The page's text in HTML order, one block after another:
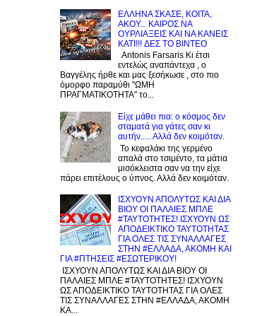
EΛΛΗΝΑ ΣΚΑΣΕ, ΚΟΙΤΑ,
ΑΚΟΥ... ΚΑΙΡΟΣ ΝΑ
ΟΥΡΛIAΞΕΙΣ ΚΑΙ ΝΑ ΚΑΝΕΙΣ
KATI!!! ΔΕΣ TO BINTEO
Antonis Farsaris Κι έτσι
εντελώς αναπάντεχα , ο
Βαγγέλης ήρθε και μας ξεσήκωσε , στο πιο
όμορφο παραμύθι "ΩΜΗ
ΠΡΑΓΜΑΤΙΚΟΤΗΤΑ" το...
Είχε μάθει πια: ο κόσμος δεν
σταματά για γάτες σαν κι
αυτήν..... Αλλά δεν κοιμόταν.
Το κεφαλάκι της γερμένο
απαλά στο τσιμέντο, τα μάτια
μισόκλειστα σαν να την είχε
πάρει επιτέλους ο ύπνος. Αλλά δεν κοιμόταν.
ΙΣΧΥΟΥΝ ΑΠΟΛΥΤΩΣ ΚΑΙ ΔΙΑ
ΒΙΟΥ ΟΙ ΠΑΛΑΙΕΣ ΜΠΛΕ
#ΤΑΥΤΟΤΗΤΕΣ! ΙΣΧΥΟΥΝ ΩΣ
ΑΠΟΔΕΙΚΤΙΚΟ ΤΑΥΤΟΤΗΤΑΣ
ΓΙΑ ΟΛΕΣ ΤΙΣ ΣΥΝΑΛΛΑΓΕΣ
ΣΤΗΝ #ΕΛΛΑΔΑ, ΑΚΟΜΗ ΚΑΙ
ΓΙΑ #ΠΤΗΣΕΙΣ #ΕΣΩΤΕΡΙΚΟΥ!
ΙΣΧΥΟΥΝ ΑΠΟΛΥΤΩΣ ΚΑΙ ΔΙΑ ΒΙΟΥ ΟΙ
ΠΑΛΑΙΕΣ ΜΠΛΕ #ΤΑΥΤΟΤΗΤΕΣ! ΙΣΧΥΟΥΝ
ΩΣ ΑΠΟΔΕΙΚΤΙΚΟ ΤΑΥΤΟΤΗΤΑΣ ΓΙΑ ΟΛΕΣ
ΤΙΣ ΣΥΝΑΛΛΑΓΕΣ ΣΤΗΝ #ΕΛΛΑΔΑ, ΑΚΟΜΗ
ΚΑ...